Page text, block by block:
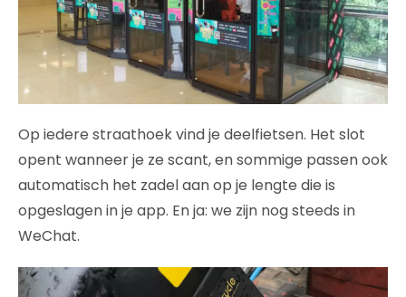
Op iedere straathoek vind je deelfietsen. Het slot
opent wanneer je ze scant, en sommige passen ook
automatisch het zadel aan op je lengte die is
opgeslagen in je app. En ja: we zijn nog steeds in
WeChat.